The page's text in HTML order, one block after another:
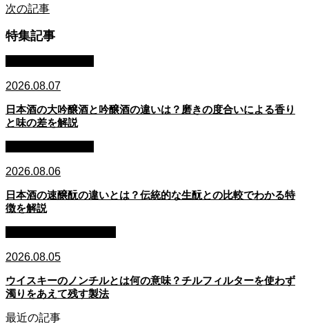
次の記事
特集記事
2026.08.07
日本酒の大吟醸酒と吟醸酒の違いは？磨きの度合いによる香り
と味の差を解説
2026.08.06
日本酒の速醸酛の違いとは？伝統的な生酛との比較でわかる特
徴を解説
2026.08.05
ウイスキーのノンチルとは何の意味？チルフィルターを使わず
濁りをあえて残す製法
最近の記事